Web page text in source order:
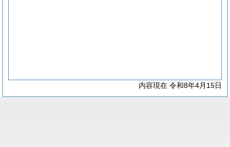
内容現在 令和8年4月15日